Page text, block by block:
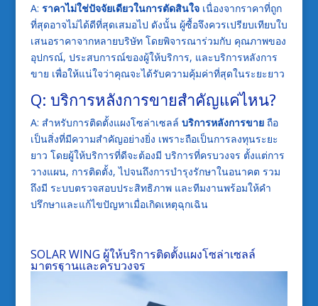
A: ราคาไม่ใช่ปัจจัยเดียวในการตัดสินใจเนื่องจากราคาที่ถูก
ที่สุดอาจไม่ได้ดีที่สุดเสมอไป ดังนั้น ผู้ซื้อจึงควรเปรียบเทียบใบ
เสนอราคาจากหลายบริษัท โดยพิจารณาร่วมกับ คุณภาพของ
อุปกรณ์, ประสบการณ์ของผู้ให้บริการ, และบริการหลังการ
ขาย เพื่อให้แน่ใจว่าคุณจะได้รับความคุ้มค่าที่สุดในระยะยาว
Q: บริการหลังการขายสำคัญแค่ไหน?
A: สำหรับการติดตั้งแผงโซล่าเซลล์ บริการหลังการขายถือ
เป็นสิ่งที่มีความสำคัญอย่างยิ่ง เพราะถือเป็นการลงทุนระยะ
ยาว โดยผู้ให้บริการที่ดีจะต้องมี บริการที่ครบวงจร ตั้งแต่การ
วางแผน, การติดตั้ง, ไปจนถึงการบำรุงรักษาในอนาคต รวม
ถึงมี ระบบตรวจสอบประสิทธิภาพ และทีมงานพร้อมให้คำ
ปรึกษาและแก้ไขปัญหาเมื่อเกิดเหตุฉุกเฉิน
SOLAR WING ผู้ให้บริการติดตั้งแผงโซล่าเซลล์
มาตรฐานและครบวงจร